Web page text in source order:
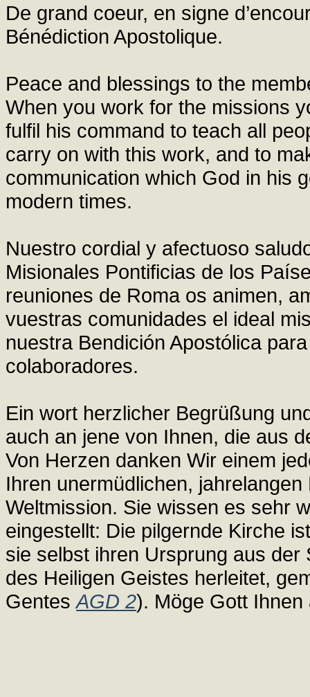
De grand coeur, en signe
Bénédiction Apostolique.
Peace and blessings to the
When you work for the missions
fulfil his command to teach all
carry on with this work, and to
communication which God in his
modern times.
Nuestro cordial y afectuoso
Misionales Pontificias de los
reuniones de Roma os animen,
vuestras comunidades el ideal
nuestra Bendición Apostólica
colaboradores.
Ein wort herzlicher Begrüßung
auch an jene von Ihnen, die aus
Von Herzen danken Wir einem
Ihren unermüdlichen,
Weltmission. Sie wissen es sehr
eingestellt: Die pilgernde Kirche
sie selbst ihren Ursprung aus
des Heiligen Geistes herleitet,
Gentes AGD 2). Möge Gott